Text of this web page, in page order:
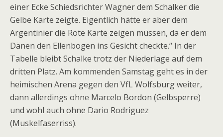
einer Ecke Schiedsrichter Wagner dem Schalker die
Gelbe Karte zeigte. Eigentlich hätte er aber dem
Argentinier die Rote Karte zeigen müssen, da er dem
Dänen den Ellenbogen ins Gesicht checkte.“ In der
Tabelle bleibt Schalke trotz der Niederlage auf dem
dritten Platz. Am kommenden Samstag geht es in der
heimischen Arena gegen den VfL Wolfsburg weiter,
dann allerdings ohne Marcelo Bordon (Gelbsperre)
und wohl auch ohne Dario Rodriguez
(Muskelfaserriss).